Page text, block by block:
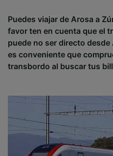
Puedes viajar de Arosa a
favor ten en cuenta que el
puede no ser directo
es conveniente que
transbordo al buscar tus